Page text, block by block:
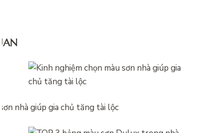
nhà giúp gia chủ tăng tài lộc